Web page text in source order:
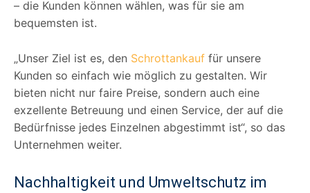
– die Kunden können wählen, was für sie am
bequemsten ist.
„Unser Ziel ist es, den Schrottankauf für unsere
Kunden so einfach wie möglich zu gestalten. Wir
bieten nicht nur faire Preise, sondern auch eine
exzellente Betreuung und einen Service, der auf die
Bedürfnisse jedes Einzelnen abgestimmt ist“, so das
Unternehmen weiter.
Nachhaltigkeit und Umweltschutz im